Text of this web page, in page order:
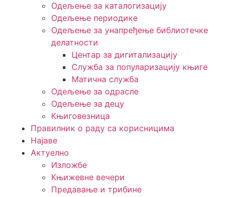
Одељење за каталогизацију
Одељење периодике
Одељење за унапређење библиотечке
делатности
Центар за дигитализацију
Служба за популаризацију књиге
Матична служба
Одељење за одрасле
Одељење за децу
Књиговезница
Правилник о раду са корисницима
Најаве
Актуелно
Изложбе
Књижевне вечери
Предавање и трибине